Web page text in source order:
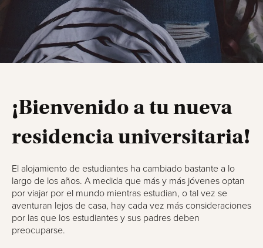
¡Bienvenido a tu nueva
residencia universitaria!
El alojamiento de estudiantes ha cambiado bastante a lo
largo de los años. A medida que más y más jóvenes optan
por viajar por el mundo mientras estudian, o tal vez se
aventuran lejos de casa, hay cada vez más consideraciones
por las que los estudiantes y sus padres deben
preocuparse.